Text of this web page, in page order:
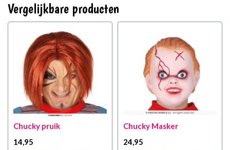
Vergelijkbare producten
Chucky pruik
14 ,95
Chucky Masker
24 ,95